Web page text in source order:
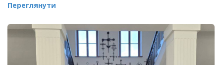
Переглянути